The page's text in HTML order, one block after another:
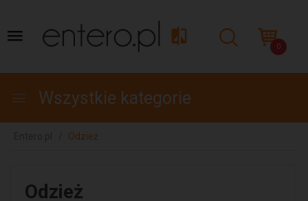
0
Wszystkie kategorie
Odzież
Odzież